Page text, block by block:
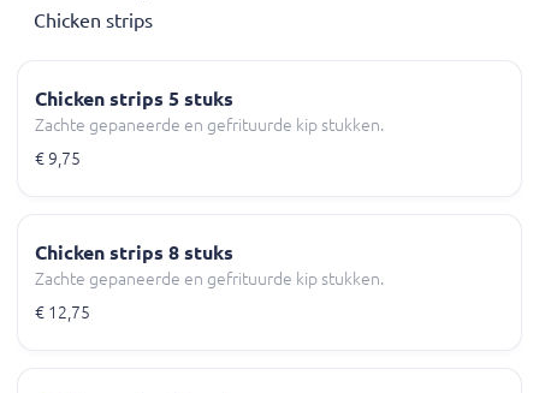
Chicken strips
Chicken strips 5 stuks
Zachte gepaneerde en gefrituurde kip stukken.
€ 9,75
Chicken strips 8 stuks
Zachte gepaneerde en gefrituurde kip stukken.
€ 12,75